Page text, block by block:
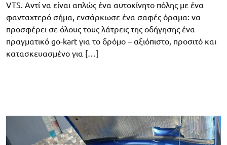
VTS. Αντί να είναι απλώς ένα αυτοκίνητο πόλης με ένα
φανταχτερό σήμα, ενσάρκωσε ένα σαφές όραμα: να
προσφέρει σε όλους τους λάτρεις της οδήγησης ένα
πραγματικό go-kart για το δρόμο – αξιόπιστο, προσιτό και
κατασκευασμένο για […]